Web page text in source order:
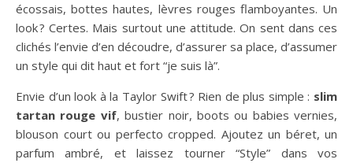
écossais, bottes hautes, lèvres rouges flamboyantes. Un
look ? Certes. Mais surtout une attitude. On sent dans ces
clichés l’envie d’en découdre, d’assurer sa place, d’assumer
un style qui dit haut et fort “je suis là”.
Envie d’un look à la Taylor Swift ? Rien de plus simple : slim
tartan rouge vif, bustier noir, boots ou babies vernies,
blouson court ou perfecto cropped. Ajoutez un béret, un
parfum ambré, et laissez tourner “Style” dans vos